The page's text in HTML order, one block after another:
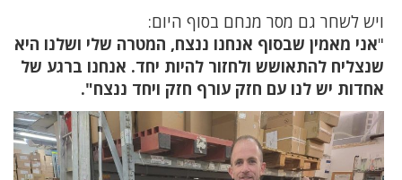
ויש לשחר גם מסר מנחם בסוף היום:
"אני מאמין שבסוף אנחנו ננצח, המטרה שלי ושלנו היא
שנצליח להתאושש ולחזור להיות יחד. אנחנו ברגע של
אחדות יש לנו עם חזק עורף חזק ויחד ננצח".